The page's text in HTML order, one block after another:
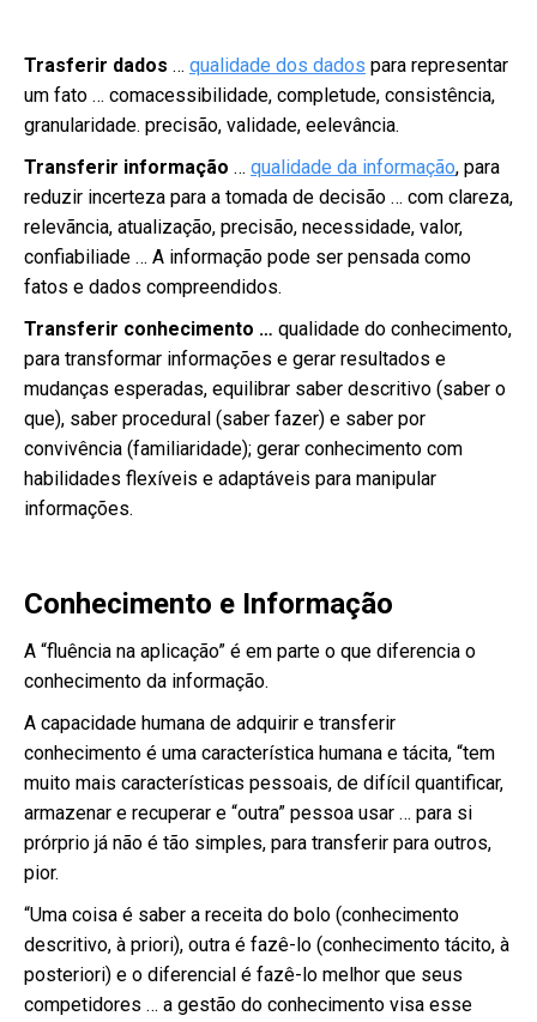
Trasferir dados … qualidade dos dados para representar
um fato … comacessibilidade, completude, consistência,
granularidade. precisão, validade, eelevância.
Transferir informação … qualidade da informação, para
reduzir incerteza para a tomada de decisão … com clareza,
relevãncia, atualização, precisão, necessidade, valor,
confiabiliade … A informação pode ser pensada como
fatos e dados compreendidos.
Transferir conhecimento … qualidade do conhecimento,
para transformar informações e gerar resultados e
mudanças esperadas, equilibrar saber descritivo (saber o
que), saber procedural (saber fazer) e saber por
convivência (familiaridade); gerar conhecimento com
habilidades flexíveis e adaptáveis para manipular
informações.
Conhecimento e Informação
A “fluência na aplicação” é em parte o que diferencia o
conhecimento da informação.
A capacidade humana de adquirir e transferir
conhecimento é uma característica humana e tácita, “tem
muito mais características pessoais, de difícil quantificar,
armazenar e recuperar e “outra” pessoa usar … para si
prórprio já não é tão simples, para transferir para outros,
pior.
“Uma coisa é saber a receita do bolo (conhecimento
descritivo, à priori), outra é fazê-lo (conhecimento tácito, à
posteriori) e o diferencial é fazê-lo melhor que seus
competidores … a gestão do conhecimento visa esse